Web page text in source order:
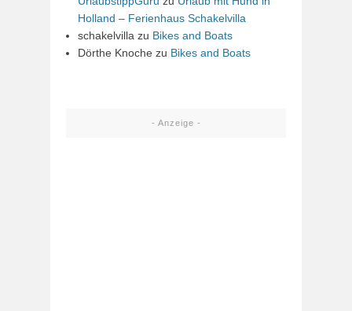
Holland – Ferienhaus Schakelvilla
schakelvilla zu Bikes and Boats
Dörthe Knoche zu Bikes and Boats
- Anzeige -